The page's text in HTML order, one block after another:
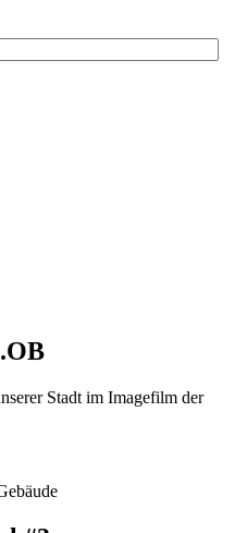
Stadt im Imagefilm der